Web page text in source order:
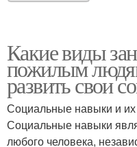
Какие виды
пожилым
развить свои
Социальные навыки и
Социальные навыки
любого человека,